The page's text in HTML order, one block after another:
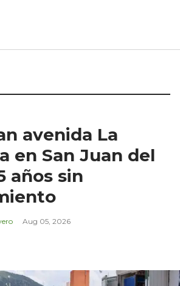
avenida La
en San Juan del
años sin
Aug 05, 2026